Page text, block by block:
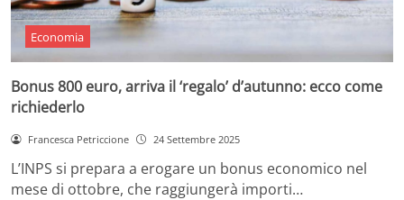
Economia
Bonus 800 euro, arriva il ‘regalo’ d’autunno: ecco come
richiederlo
Francesca Petriccione 24 Settembre 2025
L’INPS si prepara a erogare un bonus economico nel
mese di ottobre, che raggiungerà importi…